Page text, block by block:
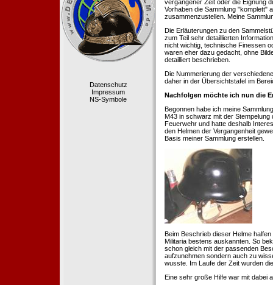
Datenschutz
Impressum
NS-Symbole
vergangener Zeit oder die Eignung
Vorhaben die Sammlung "komplett"
zusammenzustellen. Meine
Die Erläuterungen zu den
zum Teil sehr detaillierten
nicht wichtig, technische Finessen
waren eher dazu gedacht, ohne
detailliert beschrieben.
Die Nummerierung der
daher in der Übersichtstafel im
Nachfolgen möchte ich nun die
Begonnen habe ich meine
M43 in schwarz mit der Stempelung
Feuerwehr und hatte deshalb
den Helmen der Vergangenheit
Basis meiner Sammlung erstellen.
Beim Beschrieb dieser Helme
Militaria bestens auskannten. So
schon gleich mit der passenden
aufzunehmen sondern auch zu
wusste. Im Laufe der Zeit wurden
Eine sehr große Hilfe war mit dabei